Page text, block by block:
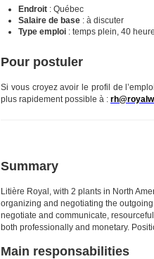
Endroit : Québec
Salaire de base : à discuter
Type emploi : temps plein, 40
Pour postuler
Si vous croyez avoir le profil de
plus rapidement possible à :
Summary
Litière Royal, with 2 plants in North
organizing and negotiating the
negotiate and communicate,
both professionally and monetary.
Main responsabilities